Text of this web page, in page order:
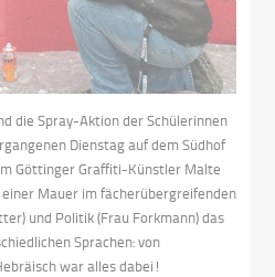
die Spray-Aktion der Schülerinnen
Dienstag auf dem Südhof
Göttinger Graffiti-Künstler Malte
Mauer im fächerübergreifenden
und Politik (Frau Forkmann) das
Sprachen: von
war alles dabei!